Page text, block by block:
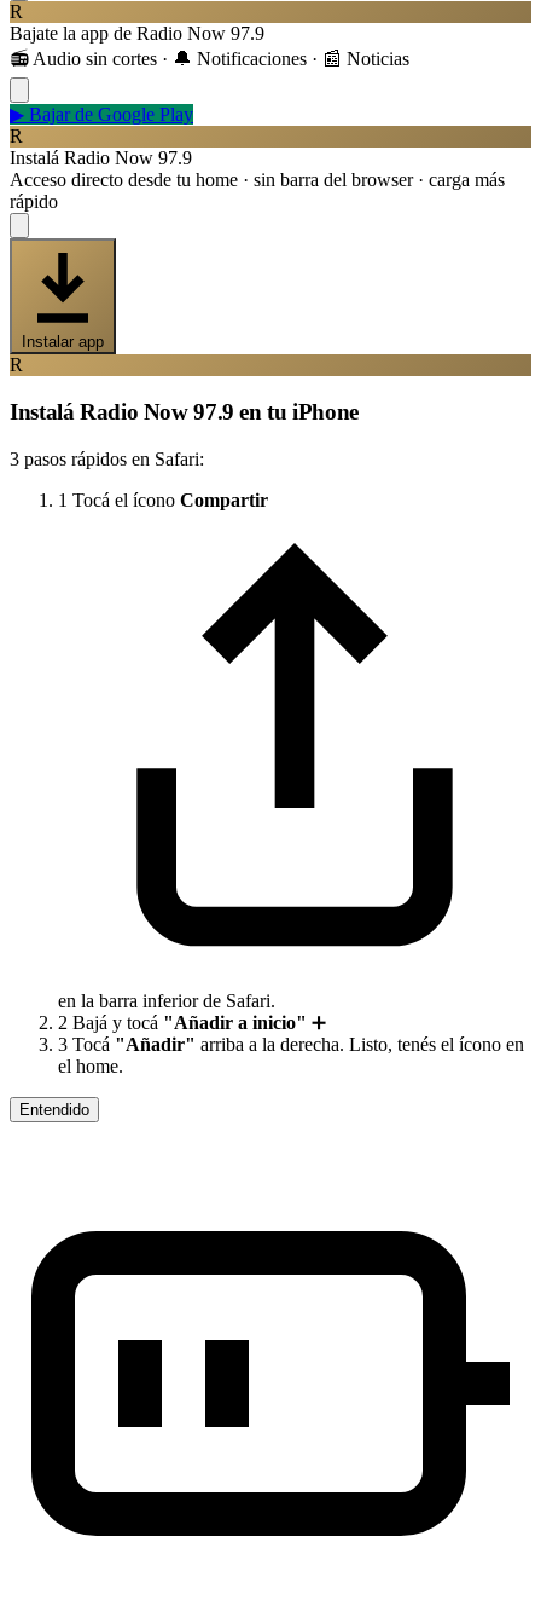
R
Bajate la app de Radio Now 97.9
📻 Audio sin cortes · 🔔 Notificaciones · 📰 Noticias
▶ Bajar de Google Play
R
Instalá Radio Now 97.9
Acceso directo desde tu home · sin barra del browser · carga más
rápido
Instalar app
R
Instalá Radio Now 97.9 en tu iPhone
3 pasos rápidos en Safari:
1 Tocá el ícono Compartir
en la barra inferior de Safari.
2 Bajá y tocá "Añadir a inicio" ➕
3 Tocá "Añadir" arriba a la derecha. Listo, tenés el ícono en
el home.
Entendido